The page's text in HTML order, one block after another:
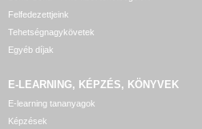
Felfedezettjeink
Tehetségnagykövetek
Egyéb díjak
E-LEARNING, KÉPZÉS, KÖNYVEK
E-learning tananyagok
Képzések